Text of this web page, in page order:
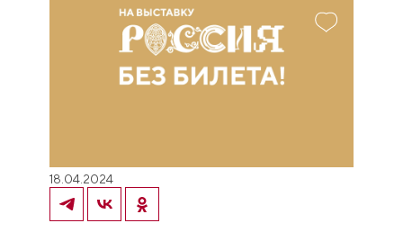
18.04.2024